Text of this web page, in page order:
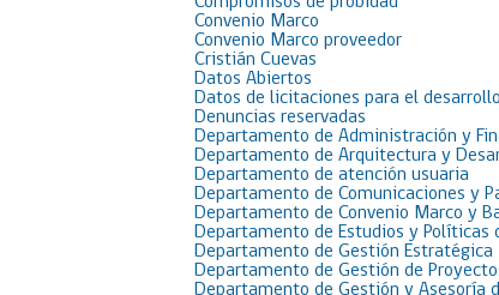
Convenio Marco
Convenio Marco proveedor
Cristián Cuevas
Datos Abiertos
Datos de licitaciones para el
Denuncias reservadas
Departamento de Administración y
Departamento de Arquitectura y
Departamento de atención usuaria
Departamento de Comunicaciones y
Departamento de Convenio Marco y
Departamento de Estudios y Políticas
Departamento de Gestión Estratégica
Departamento de Gestión de
Departamento de Gestión y Asesoría